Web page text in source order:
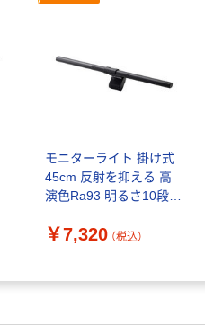
モニターライト 掛け式
45cm 反射を抑える 高
演色Ra93 明るさ10段階
1個（直送品）
￥7,320 （税込）